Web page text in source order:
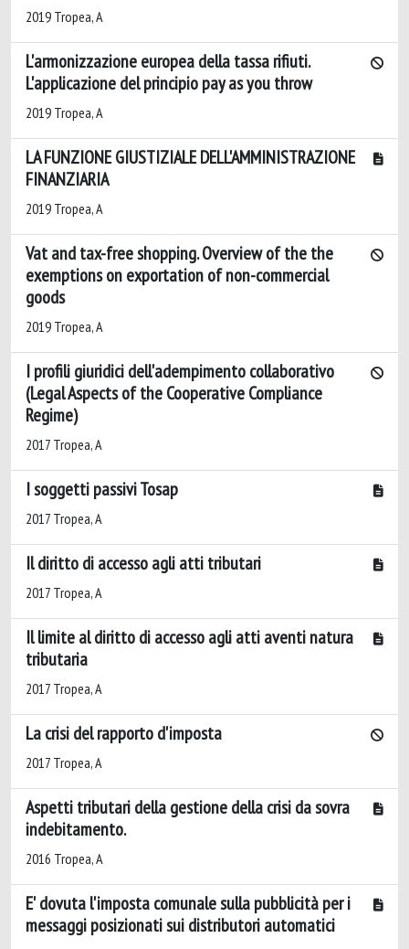
2019 Tropea, A
L'armonizzazione europea della tassa rifiuti.
L'applicazione del principio pay as you throw
2019 Tropea, A
LA FUNZIONE GIUSTIZIALE DELL'AMMINISTRAZIONE
FINANZIARIA
2019 Tropea, A
Vat and tax-free shopping. Overview of the the
exemptions on exportation of non-commercial
goods
2019 Tropea, A
I profili giuridici dell'adempimento collaborativo
(Legal Aspects of the Cooperative Compliance
Regime)
2017 Tropea, A
I soggetti passivi Tosap
2017 Tropea, A
Il diritto di accesso agli atti tributari
2017 Tropea, A
Il limite al diritto di accesso agli atti aventi natura
tributaria
2017 Tropea, A
La crisi del rapporto d'imposta
2017 Tropea, A
Aspetti tributari della gestione della crisi da sovra
indebitamento.
2016 Tropea, A
E' dovuta l'imposta comunale sulla pubblicità per i
messaggi posizionati sui distributori automatici